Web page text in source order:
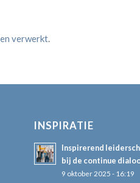
verwerkt
INSPIRATIE
Inspirerend
bij de continue
9 oktober 2025 - 16:19